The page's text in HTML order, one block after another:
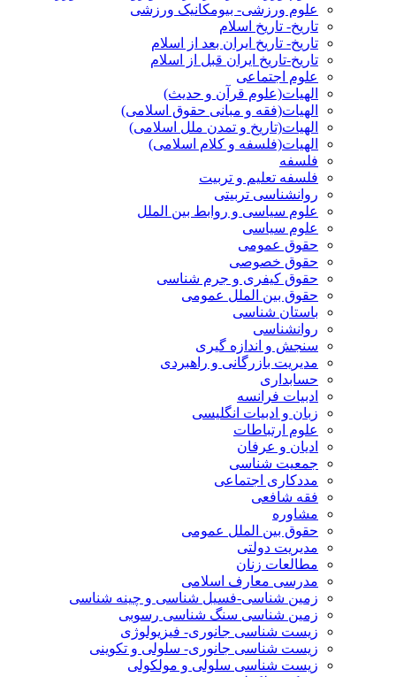
علوم ورزشی- بیومکانیک ورزشی
تاریخ- تاریخ اسلام
تاریخ- تاریخ ایران بعد از اسلام
تاریخ-تاریخ ایران قبل از اسلام
علوم اجتماعی
الهیات(علوم قرآن و حدیث)
الهیات(فقه و مبانی حقوق اسلامی)
الهیات(تاریخ و تمدن ملل اسلامی)
الهیات(فلسفه و کلام اسلامی)
فلسفه
فلسفه تعلیم و تربیت
روانشناسی تربیتی
علوم سیاسی و روابط بین الملل
علوم سیاسی
حقوق عمومی
حقوق خصوصی
حقوق کیفری و جرم شناسی
حقوق بین الملل عمومی
باستان شناسی
روانشناسی
سنجش و اندازه گیری
مدیریت بازرگانی و راهبردی
حسابداری
ادبیات فرانسه
زبان و ادبیات انگلیسی
علوم ارتباطات
ادیان و عرفان
جمعیت شناسی
مددکاری اجتماعی
فقه شافعی
مشاوره
حقوق بین الملل عمومی
مدیریت دولتی
مطالعات زنان
مدرسی معارف اسلامی
زمین شناسی-فسیل شناسی و چینه شناسی
زمین شناسی سنگ شناسی رسوبی
زیست شناسی جانوری- فیزیولوژی
زیست شناسی جانوری- سلولی و تکوینی
زیست شناسی سلولی و مولکولی